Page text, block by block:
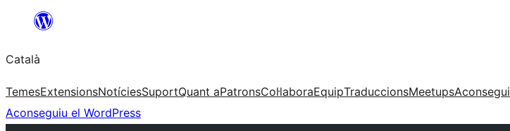
contingut
Català
TemesExtensionsNotíciesSuportQuant aPatronsCol·laboraEquipTraduccionsMeetups
Aconseguiu el WordPress